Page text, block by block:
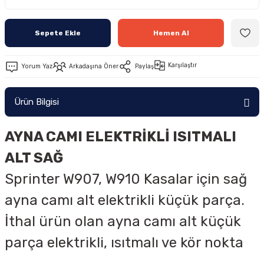
Sepete Ekle Hemen Al
Yorum Yaz Arkadaşına Öner Paylaş Karşılaştır
Ürün Bilgisi
AYNA CAMI ELEKTRİKLİ ISITMALI
ALT SAĞ
Sprinter W907, W910 Kasalar için sağ
ayna camı alt elektrikli küçük parça.
İthal ürün olan ayna camı alt küçük
parça elektrikli, ısıtmalı ve kör nokta